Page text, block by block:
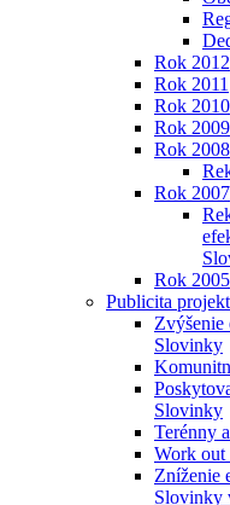
Rok 2012
Rok 2011
Rok 2010
Rok 2009
Rok 2008
Rok 2007
Rok 2005
Publicita
Zvýšenie
Slovinky
Slovinky
Terénny
Work
Zníženie
Slovinky